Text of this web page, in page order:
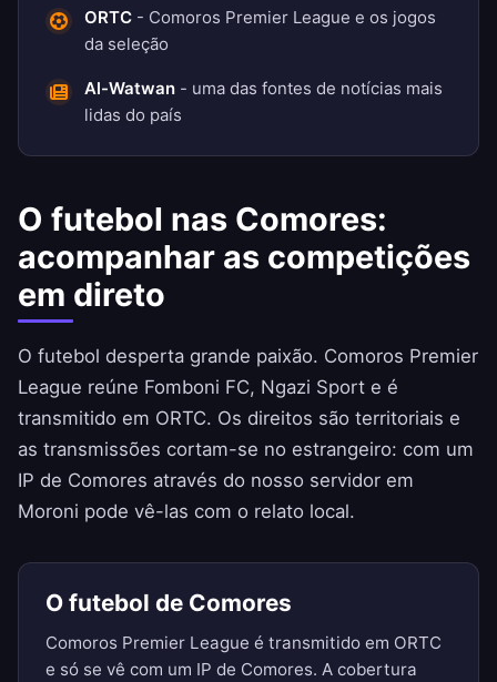
ORTC - Comoros Premier League e os jogos
da seleção
Al-Watwan - uma das fontes de notícias mais
lidas do país
O futebol nas Comores:
acompanhar as competições
em direto
O futebol desperta grande paixão. Comoros Premier
League reúne Fomboni FC, Ngazi Sport e é
transmitido em ORTC. Os direitos são territoriais e
as transmissões cortam-se no estrangeiro: com um
IP de Comores através do nosso servidor em
Moroni pode vê-las com o relato local.
O futebol de Comores
Comoros Premier League é transmitido em ORTC
e só se vê com um IP de Comores. A cobertura